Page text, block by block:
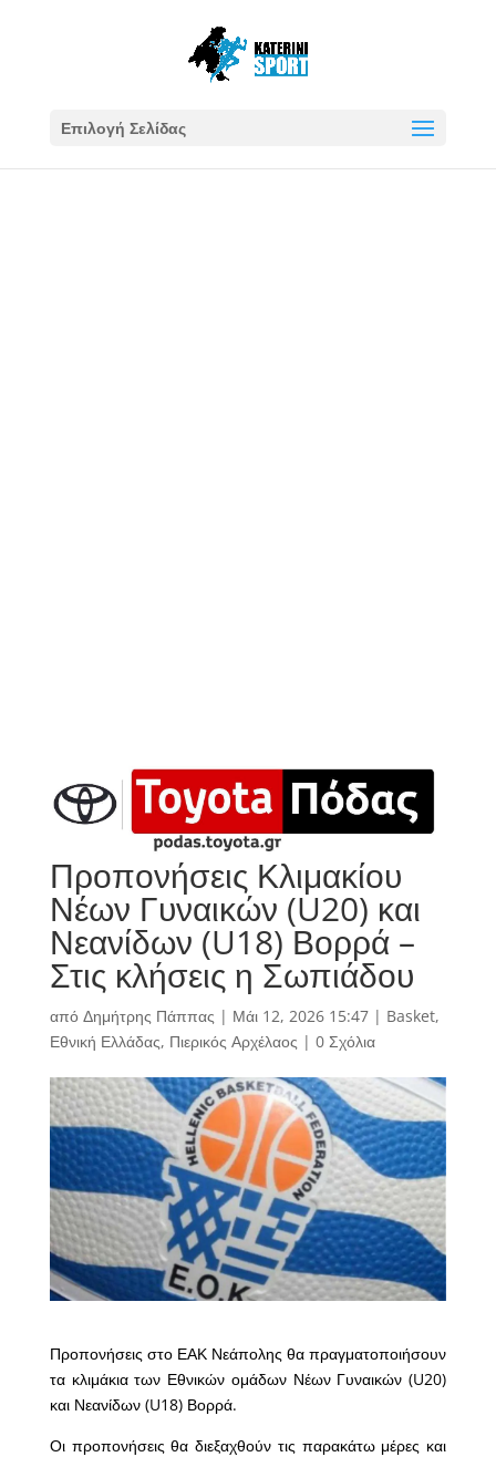
Επιλογή Σελίδας
Προπονήσεις Κλιμακίου
Νέων Γυναικών (U20) και
Νεανίδων (U18) Βορρά –
Στις κλήσεις η Σωπιάδου
από Δημήτρης Πάππας | Μάι 12, 2026 15:47| Basket,
Εθνική Ελλάδας, Πιερικός Αρχέλαος | 0 Σχόλια
Προπονήσεις στο ΕΑΚ Νεάπολης θα πραγματοποιήσουν
τα κλιμάκια των Εθνικών ομάδων Νέων Γυναικών (U20)
και Νεανίδων (U18) Βορρά.
Οι προπονήσεις θα διεξαχθούν τις παρακάτω μέρες και